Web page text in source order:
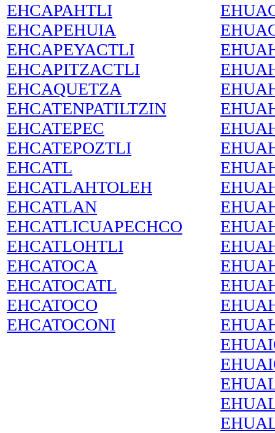
EHCAPAHTLI
EHCAPEHUIA
EHCAPEYACTLI
EHCAPITZACTLI
EHCAQUETZA
EHCATENPATILTZIN
EHCATEPEC
EHCATEPOZTLI
EHCATL
EHCATLAHTOLEH
EHCATLAN
EHCATLICUAPECHCO
EHCATLOHTLI
EHCATOCA
EHCATOCATL
EHCATOCO
EHCATOCONI